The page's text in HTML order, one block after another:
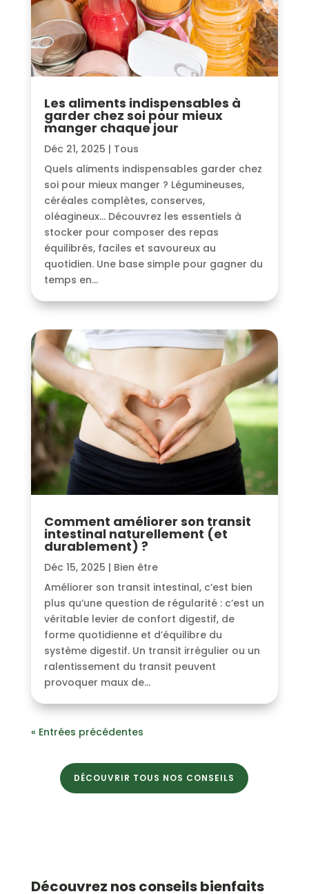
Les aliments indispensables à
garder chez soi pour mieux
manger chaque jour
Déc 21, 2025 | Tous
Quels aliments indispensables garder chez
soi pour mieux manger ? Légumineuses,
céréales complètes, conserves,
oléagineux… Découvrez les essentiels à
stocker pour composer des repas
équilibrés, faciles et savoureux au
quotidien. Une base simple pour gagner du
temps en...
Comment améliorer son transit
intestinal naturellement (et
durablement) ?
Déc 15, 2025 | Bien être
Améliorer son transit intestinal, c’est bien
plus qu’une question de régularité : c’est un
véritable levier de confort digestif, de
forme quotidienne et d’équilibre du
système digestif. Un transit irrégulier ou un
ralentissement du transit peuvent
provoquer maux de...
« Entrées précédentes
DÉCOUVRIR TOUS NOS CONSEILS
Découvrez nos conseils bienfaits